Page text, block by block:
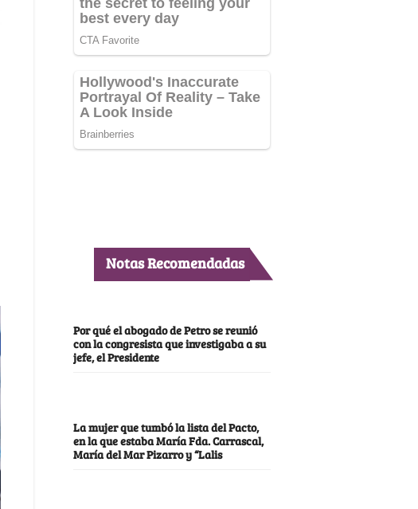
Notas Recomendadas
Por qué el abogado de Petro se reunió
con la congresista que investigaba a su
jefe, el Presidente
La mujer que tumbó la lista del Pacto,
en la que estaba María Fda. Carrascal,
María del Mar Pizarro y “Lalis